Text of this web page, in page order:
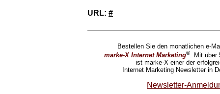
URL: #
Bestellen Sie den monatlichen e-
marke-X Internet Marketing®. Mit über
ist marke-X einer der
Internet Marketing Newsletter in
Newsletter-